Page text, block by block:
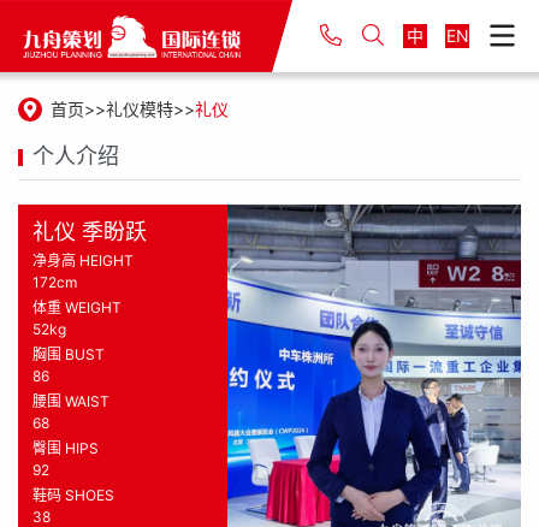
中 EN
首页 礼仪模特 礼仪
个人介绍
礼仪 季盼跃
净身高 HEIGHT
172cm
体重 WEIGHT
52kg
胸围 BUST
86
腰围 WAIST
68
臀围 HIPS
92
鞋码 SHOES
38